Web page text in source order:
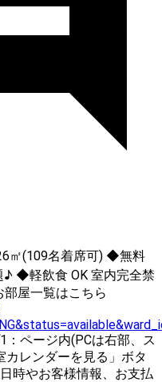
㎡(109名着席可) ◆無料
◆軽飲食 OK 室内完全禁
更 OK ◆他のお部屋一覧はこちら
：ページ内(PCは右部、ス
カレンダーを見る」ボタ